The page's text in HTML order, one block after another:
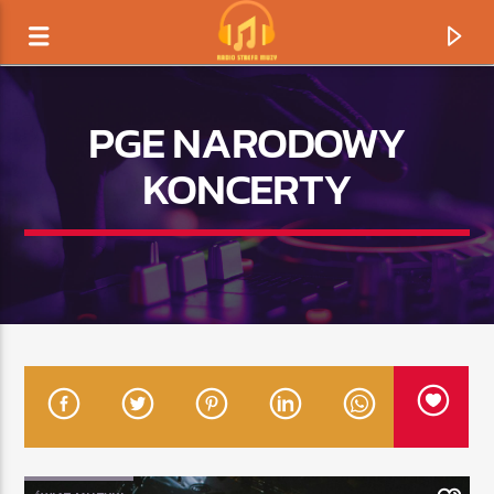
TERAZ GRAMY
TYTUŁ
ARTYSTA
PGE NARODOWY
KONCERTY